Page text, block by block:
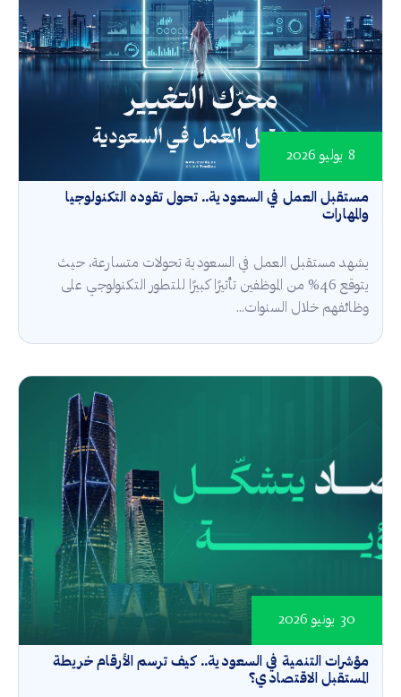
مستقبل العمل في السعودية.. تحول تقوده التكنولوجيا
والمهارات
8 يوليو 2026
يشهد مستقبل العمل في السعودية تحولات متسارعة، حيث
يتوقع 46% من الموظفين تأثيرًا كبيرًا للتطور التكنولوجي على
وظائفهم خلال السنوات...
مؤشرات التنمية في السعودية.. كيف ترسم الأرقام خريطة
المستقبل الاقتصادي؟
30 يونيو 2026